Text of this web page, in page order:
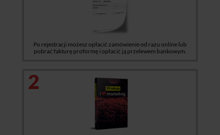
Po rejestracji możesz opłacić zamówienie od razu online lub
pobrać fakturę proformę i opłacić ją przelewem bankowym.
2